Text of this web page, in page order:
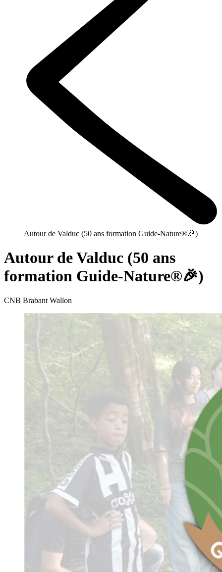
Autour de Valduc (50 ans formation Guide-Nature®🎉)
Autour de Valduc (50 ans
formation Guide-Nature®🎉)
CNB Brabant Wallon